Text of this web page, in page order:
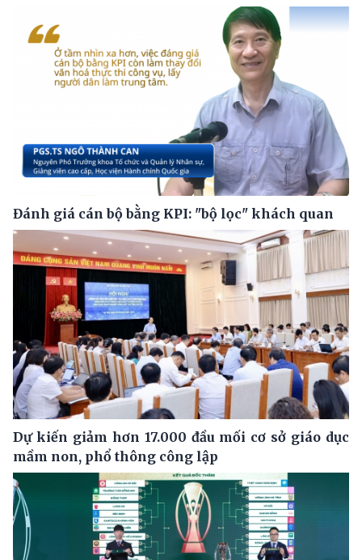
Đánh giá cán bộ bằng KPI: "bộ lọc" khách quan
Dự kiến giảm hơn 17.000 đầu mối cơ sở giáo dục
mầm non, phổ thông công lập